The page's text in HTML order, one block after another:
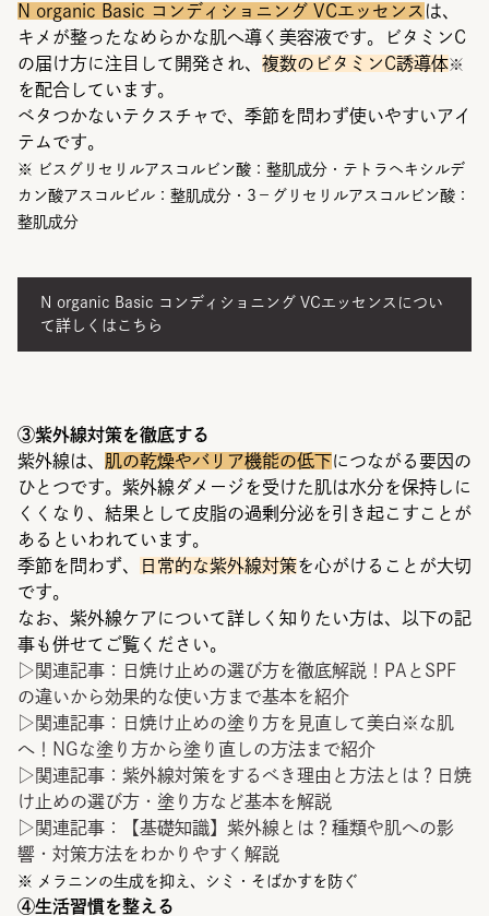
N organic Basic コンディショニング VCエッセンス は、
キメが整ったなめらかな肌へ導く美容液です。ビタミンC
の届け方に注目して開発され、 複数のビタミンC誘導体※
を配合しています。
ベタつかないテクスチャで、季節を問わず使いやすいアイ
テムです。
※ ビスグリセリルアスコルビン酸：整肌成分・テトラヘキシルデ
カン酸アスコルビル：整肌成分・3－グリセリルアスコルビン酸：
整肌成分
N organic Basic コンディショニング VCエッセンスについ
て詳しくはこちら
③紫外線対策を徹底する
紫外線は、 肌の乾燥やバリア機能の低下につながる要因の
ひとつです。紫外線ダメージを受けた肌は水分を保持しに
くくなり、結果として皮脂の過剰分泌を引き起こすことが
あるといわれています。
季節を問わず、
日常的な紫外線対策を心がけることが大切
です。
なお、紫外線ケアについて詳しく知りたい方は、以下の記
事も併せてご覧ください。
▷関連記事：
日焼け止めの選び方を徹底解説！PAとSPF
の違いから効果的な使い方まで基本を紹介
▷関連記事：
日焼け止めの塗り方を見直して美白※な肌
へ！NGな塗り方から塗り直しの方法まで紹介
▷関連記事： 紫外線対策をするべき理由と方法とは？日焼
け止めの選び方・塗り方など基本を解説
▷関連記事：
【基礎知識】紫外線とは？種類や肌への影
響・対策方法をわかりやすく解説
※ メラニンの生成を抑え、シミ・そばかすを防ぐ
④生活習慣を整える